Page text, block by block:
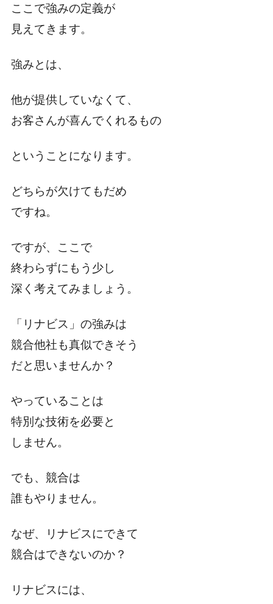
ここで強みの定義が
見えてきます。
強みとは、
他が提供していなくて、
お客さんが喜んでくれるもの
ということになります。
どちらが欠けてもだめ
ですね。
ですが、ここで
終わらずにもう少し
深く考えてみましょう。
「リナビス」の強みは
競合他社も真似できそう
だと思いませんか？
やっていることは
特別な技術を必要と
しません。
でも、競合は
誰もやりません。
なぜ、リナビスにできて
競合はできないのか？
リナビスには、